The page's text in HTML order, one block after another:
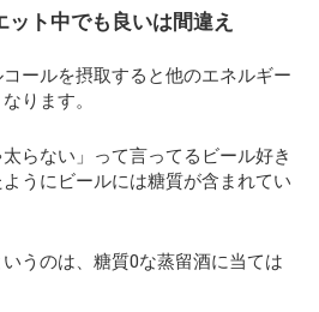
ット中でも良いは間違え
コールを摂取すると他のエネルギー
ります。
らない」って言ってるビール好き
うにビールには糖質が含まれてい
うのは、糖質0な蒸留酒に当ては